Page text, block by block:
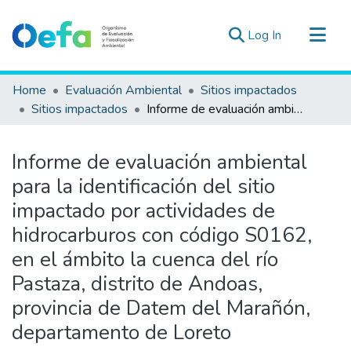
Log In (current)
Communities & Collections
All of DSpace
Estad. Externas
Guias ▾
Home Evaluación Ambiental
Sitios impactados
Sitios impactados
Informe de evaluación ambiental para la identificación del sitio impactado por actividades de hidrocarburos con código S0162, en el ámbito la cuenca del río Pastaza, distrito de Andoas, provincia de Datem del Marañón, departamento de Loreto
Informe de evaluación ambiental
para la identificación del sitio
impactado por actividades de
hidrocarburos con código S0162,
en el ámbito la cuenca del río
Pastaza, distrito de Andoas,
provincia de Datem del Marañón,
departamento de Loreto